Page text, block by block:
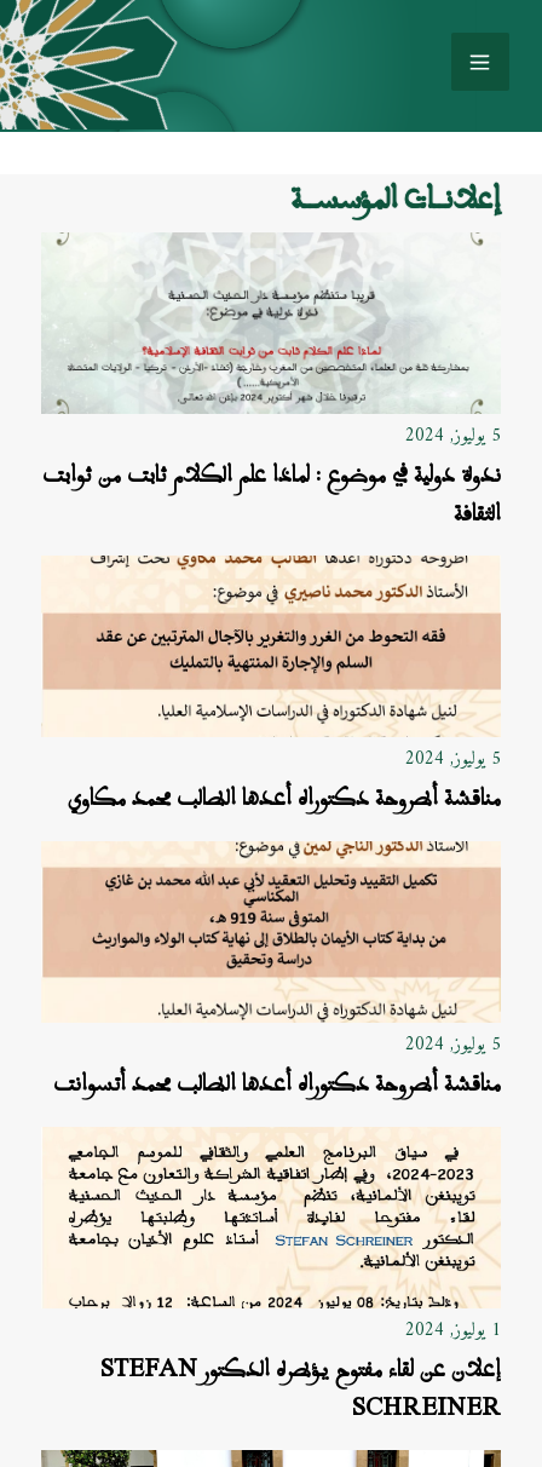
إعلانــات المؤسســة
5 يوليوز, 2024
ندوة دولية في موضوع : لماذا علم الكلام ثابت من ثوابت
الثقافة
5 يوليوز, 2024
مناقشة أطروحة دكتوراه أعدها الطالب محمد مكاوي
5 يوليوز, 2024
مناقشة أطروحة دكتوراه أعدها الطالب محمد أتسوانت
1 يوليوز, 2024
إعلان عن لقاء مفتوح يؤطره الدكتور STEFAN
SCHREINER